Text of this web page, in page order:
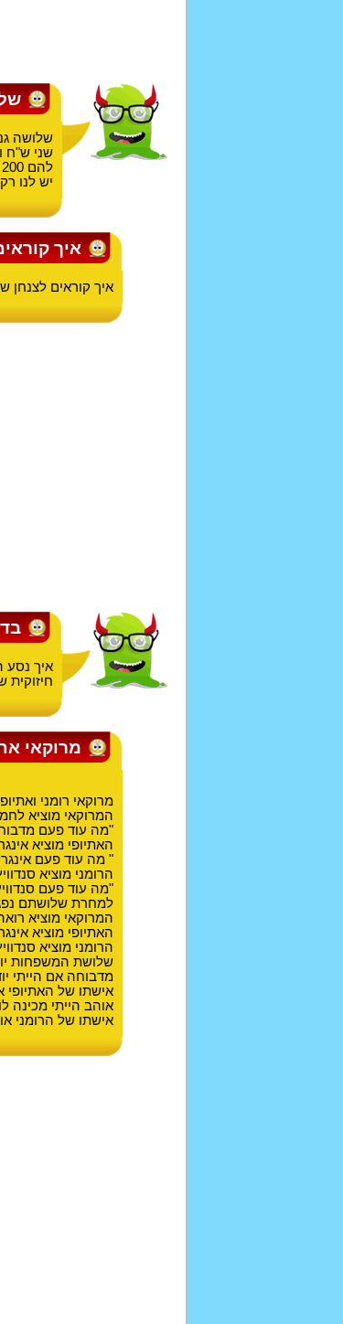
יש לנו רק 20 ש"ח והשלישי בא ואומר טיפשים מה אתם מחשבים את סכום הספרות?
איך
איך קוראים לצנחן
איך
מרוקאי
מרוקאי רומני
המרוקאי מוציא
"מה עוד פעם
האתיופי מוציא
" מה עוד פעם
הרומני מוציא
"מה עוד פעם
למחרת שלושתם
המרוקאי מוציא
האתיופי מוציא
הרומני מוציא
שלושת המשפחות
מדבוחה אם הייתי
אישתו של האתיופי
אוהב הייתי מכינה
אישתו של הרומני